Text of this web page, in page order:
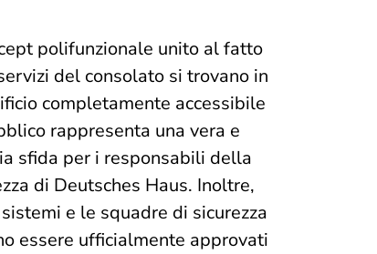
polifunzionale unito al fatto
del consolato si trovano in
completamente accessibile
rappresenta una vera e
sfida per i responsabili della
di Deutsches Haus. Inoltre,
e le squadre di sicurezza
essere ufficialmente approvati